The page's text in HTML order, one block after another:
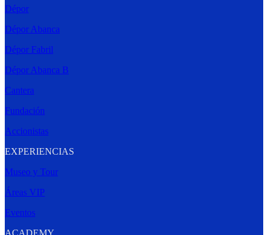
Dépor
Dépor Abanca
Dépor Fabril
Dépor Abanca B
Cantera
Fundación
Accionistas
EXPERIENCIAS
Museo y Tour
Áreas VIP
Eventos
ACADEMY